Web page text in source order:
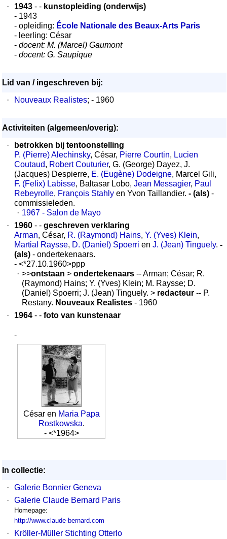
· 1943 - - kunstopleiding (onderwijs)
- 1943
- opleiding: École Nationale des Beaux-Arts Paris
- leerling: César
- docent: M. (Marcel) Gaumont
- docent: G. Saupique
Lid van / ingeschreven bij:
·
Nouveaux Realistes; - 1960
Activiteiten (algemeen/overig):
·
betrokken bij tentoonstelling
P. (Pierre) Alechinsky, César, Pierre Courtin, Lucien
Coutaud, Robert Couturier, G. (George) Dayez, J.
(Jacques) Despierre, E. (Eugène) Dodeigne, Marcel Gili,
F. (Felix) Labisse, Baltasar Lobo, Jean Messagier, Paul
Rebeyrolle, François Stahly en Yvon Taillandier. - (als) -
commissieleden.
· 1967 - Salon de Mayo
·
1960 - - geschreven verklaring
Arman, César, R. (Raymond) Hains, Y. (Yves) Klein,
Martial Raysse, D. (Daniel) Spoerri en J. (Jean) Tinguely. -
(als) - ondertekenaars.
- <*27.10.1960>ppp
· >>ontstaan > ondertekenaars -- Arman; César; R.
(Raymond) Hains; Y. (Yves) Klein; M. Raysse; D.
(Daniel) Spoerri; J. (Jean) Tinguely. > redacteur -- P.
Restany. Nouveaux Realistes - 1960
·
1964 - - foto van kunstenaar
-
César en Maria Papa
Rostkowska.
- <*1964>
In collectie:
·
Galerie Bonnier Geneva
·
Galerie Claude Bernard Paris
Homepage:
http://www.claude-bernard.com
· Kröller-Müller Stichting Otterlo